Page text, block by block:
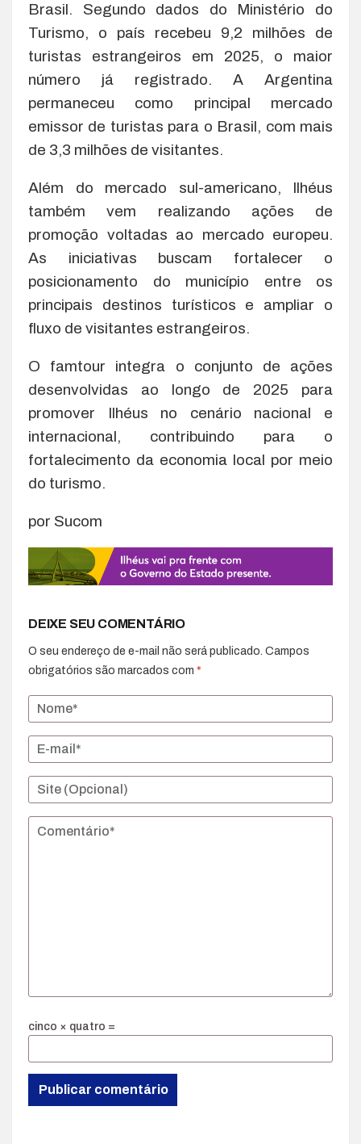
Brasil. Segundo dados do Ministério do
Turismo, o país recebeu 9,2 milhões de
turistas estrangeiros em 2025, o maior
número já registrado. A Argentina
permaneceu como principal mercado
emissor de turistas para o Brasil, com mais
de 3,3 milhões de visitantes.
Além do mercado sul-americano, Ilhéus
também vem realizando ações de
promoção voltadas ao mercado europeu.
As iniciativas buscam fortalecer o
posicionamento do município entre os
principais destinos turísticos e ampliar o
fluxo de visitantes estrangeiros.
O famtour integra o conjunto de ações
desenvolvidas ao longo de 2025 para
promover Ilhéus no cenário nacional e
internacional, contribuindo para o
fortalecimento da economia local por meio
do turismo.
por Sucom
DEIXE SEU COMENTÁRIO
O seu endereço de e-mail não será publicado. Campos
obrigatórios são marcados com *
cinco × quatro =